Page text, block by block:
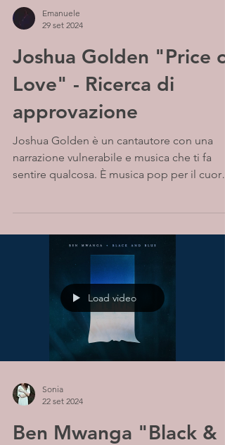
Emanuele
29 set 2024
Joshua Golden "Price of
Love" - Ricerca di
approvazione
Joshua Golden è un cantautore con una
narrazione vulnerabile e musica che ti fa
sentire qualcosa. È musica pop per il cuore.
Load video
Sonia
22 set 2024
Ben Mwanga "Black &